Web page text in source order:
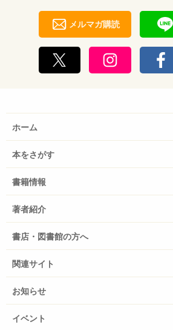
メルマガ購読
ホーム
本をさがす
書籍情報
著者紹介
書店・図書館の方へ
関連サイト
お知らせ
イベント